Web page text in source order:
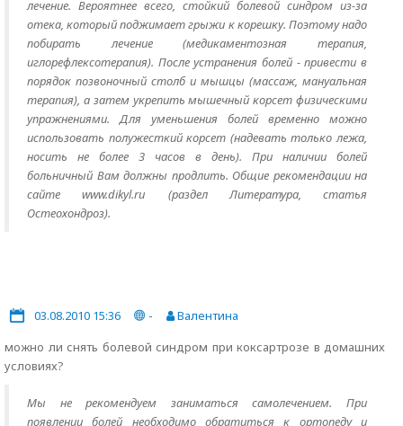
лечение. Вероятнее всего, стойкий болевой синдром из-за
отека, который поджимает грыжи к корешку. Поэтому надо
побирать лечение (медикаментозная терапия,
иглорефлексотерапия). После устранения болей - привести в
порядок позвоночный столб и мышцы (массаж, мануальная
терапия), а затем укрепить мышечный корсет физическими
упражнениями. Для уменьшения болей временно можно
использовать полужесткий корсет (надевать только лежа,
носить не более 3 часов в день). При наличии болей
больничный Вам должны продлить. Общие рекомендации на
сайте www.dikyl.ru (раздел Литература, статья
Остеохондроз).
03.08.2010 15:36 -
Валентина
можно ли снять болевой синдром при коксартрозе в домашних
условиях?
Мы не рекомендуем заниматься самолечением. При
появлении болей необходимо обратиться к ортопеду и